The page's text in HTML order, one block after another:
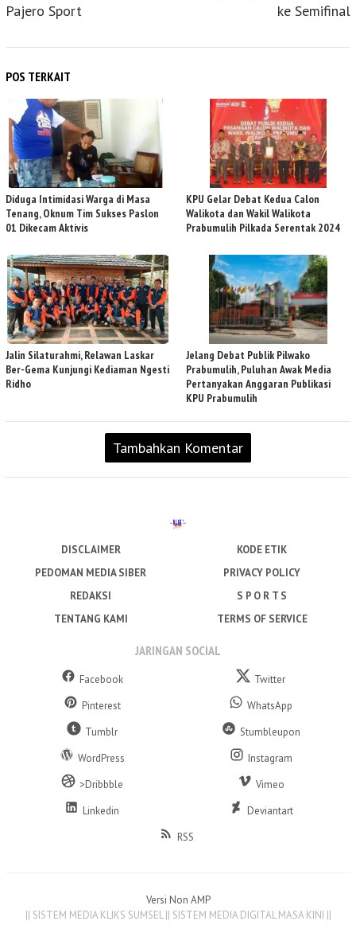
Pajero Sport
ke Semifinal
POS TERKAIT
Diduga Intimidasi Warga di Masa
Tenang, Oknum Tim Sukses Paslon
01 Dikecam Aktivis
KPU Gelar Debat Kedua Calon
Walikota dan Wakil Walikota
Prabumulih Pilkada Serentak 2024
Jalin Silaturahmi, Relawan Laskar
Ber-Gema Kunjungi Kediaman Ngesti
Ridho
Jelang Debat Publik Pilwako
Prabumulih, Puluhan Awak Media
Pertanyakan Anggaran Publikasi
KPU Prabumulih
Tambahkan Komentar
DISCLAIMER
KODE ETIK
PEDOMAN MEDIA SIBER
PRIVACY POLICY
REDAKSI
S P O R T S
TENTANG KAMI
TERMS OF SERVICE
JARINGAN SOCIAL
Facebook
Twitter
Pinterest
WhatsApp
Tumblr
Stumbleupon
WordPress
Instagram
>Dribbble
Vimeo
Linkedin
Deviantart
RSS
Versi Non AMP
|| SISTEM MEDIA KLIKS SUMSEL || SISTEM MEDIA DIGITAL MASA KINI ||